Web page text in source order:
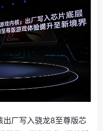
厂写入骁龙8至尊版芯